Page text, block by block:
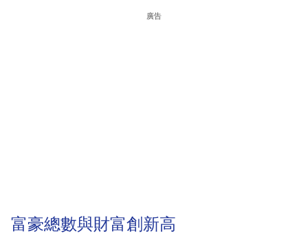
廣告
富豪總數與財富創新高